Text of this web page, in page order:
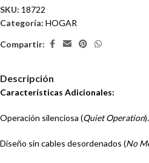
SKU: 18722
Categoría: HOGAR
Compartir:
Descripción
Características Adicionales:
Operación silenciosa (Quiet Operation).
Diseño sin cables desordenados (No